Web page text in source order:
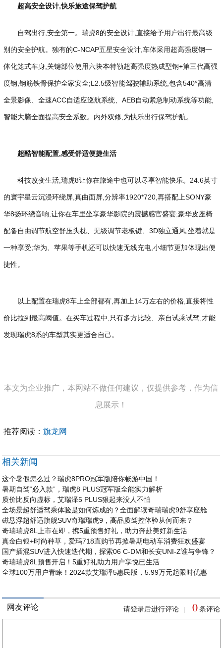
超高安全设计,快乐旅途保驾护航
自驾出行,安全第一。瑞虎8的安全设计,直接给予用户出行最高级
别的安全护航。独有的C-NCAP五星安全设计,车体采用超高强度钢一
体化笼式车身,关键部位使用六块本特勒超高强度热成型钢+第三代高强
度钢,钢筋铁骨保护全家安全;L2.5级智能驾驶辅助系统,包含540°高清
全景影像、全速ACC自适应巡航系统、AEB自动紧急制动系统等功能,
智能大脑全面提高安全系数。内外双修,为快乐出行保驾护航。
超酷智能配置,感受舒适便捷生活
科技改变生活,瑞虎8让你在旅途中也可以尽享智能快乐。24.6英寸
的寰宇星云沉浸环绕屏,真曲面屏,分辨率1920*720,再搭配上SONY豪
华8扬环绕音响,让你在车里坐享豪华影院的震撼感官盛宴;豪华皮座椅
配备自由调节航空舒压头枕、无级调节老板键、3D独立通风,坐着就是
一种享受;华为、苹果等手机还可以快速无线充电,小细节更加体现出便
捷性。
以上配置在瑞虎8车上全部都有,再加上14万左右的价格,直接将性
价比拉到最高阈值。在买车过程中,只有多方比较、亲自试乘试驾,才能
发现瑞虎8系的车型其实更适合自己。
本文为企业推广，本网站不做任何建议，仅提供参考，作为信
息展示！
推荐阅读：旗龙网
相关新闻
这个暑假怎么过？瑞虎8PRO冠军版陪你畅游中国！
暑期自驾“必入款”，瑞虎8 PLUS冠军版全能实力解析
质价比反向虚标，艾瑞泽5 PLUS狠起来没人不怕
全场景超舒适驾乘体验是如何炼成的？全面解读奇瑞瑞虎9舒享座舱
磁悬浮超舒适旗舰SUV奇瑞瑞虎9，高品质驾控体验从何而来？
奇瑞瑞虎8L上市在即，携5重预售好礼，助力奔赴美好新生活
真金白银+时尚种草，爱玛718直购节再掀暑期电动车消费狂欢盛宴
国产插混SUV进入快速迭代期，探索06 C-DM和长安UNI-Z谁与争锋？
奇瑞瑞虎8L预售开启！5重好礼助力用户享悦已生活
全球100万用户青睐！2024款艾瑞泽5惠民版，5.99万元起限时优惠
网友评论 请登录后进行评论 0 条评论